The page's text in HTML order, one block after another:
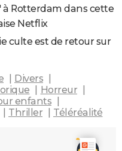
à Rotterdam dans cette
Netflix
culte est de retour sur
Divers
Horreur
enfants
Thriller Téléréalité